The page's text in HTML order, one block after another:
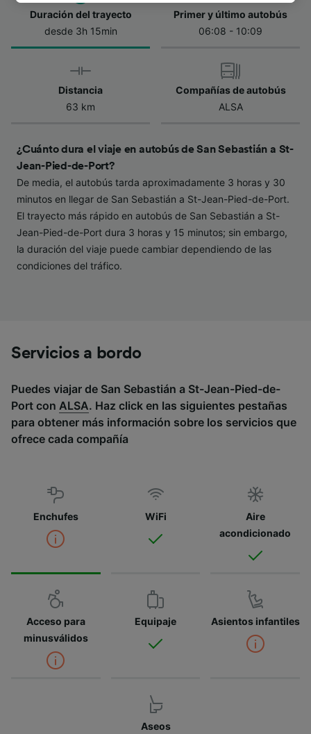
Duración del trayecto
desde 3h 15min
Primer y último autobús
06:08 - 10:09
Distancia
63 km
Compañías de autobús
ALSA
¿Cuánto dura el viaje en autobús de San Sebastián a St-
Jean-Pied-de-Port?
De media, el autobús tarda aproximadamente 3 horas y 30
minutos en llegar de San Sebastián a St-Jean-Pied-de-Port.
El trayecto más rápido en autobús de San Sebastián a St-
Jean-Pied-de-Port dura 3 horas y 15 minutos; sin embargo,
la duración del viaje puede cambiar dependiendo de las
condiciones del tráfico.
Servicios a bordo
Puedes viajar de San Sebastián a St-Jean-Pied-de-
Port con ALSA. Haz click en las siguientes pestañas
para obtener más información sobre los servicios que
ofrece cada compañía
Enchufes WiFi
Aire
acondicionado
Acceso para
minusválidos
Equipaje Asientos infantiles
Aseos
de la política de privacidad. Tus preferencias
se notificarán a nuestros socios y no
datos no se utilizarán con fines de rastreo si
no nos has dado consentimiento para ello.
Tanto nosotros como nuestros asociados
precisa. Analizar activamente las
características del dispositivo para su
identificación. Almacenar la información en un
dispositivo y/o acceder a ella. Publicidad y
contenido personalizados, medición de
publicidad y contenido, investigación de
audiencia y desarrollo de servicios.
Lista de asociados (proveedores)